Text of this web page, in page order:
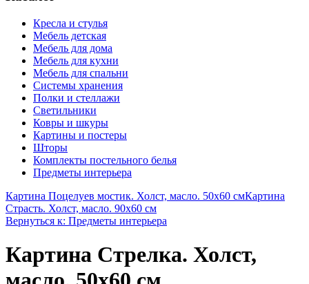
Кресла и стулья
Мебель детская
Мебель для дома
Мебель для кухни
Мебель для спальни
Системы хранения
Полки и стеллажи
Светильники
Ковры и шкуры
Картины и постеры
Шторы
Комплекты постельного белья
Предметы интерьера
Картина Поцелуев мостик. Холст, масло. 50х60 смКартина
Страсть. Холст, масло. 90х60 см
Вернуться к: Предметы интерьера
Картина Стрелка. Холст,